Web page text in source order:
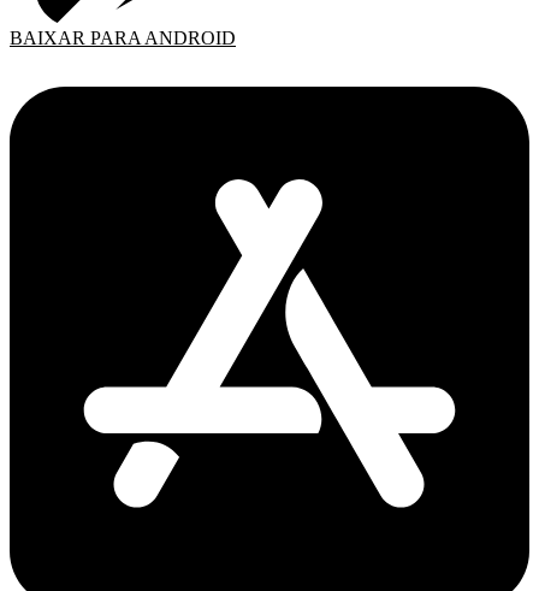
BAIXAR PARA ANDROID